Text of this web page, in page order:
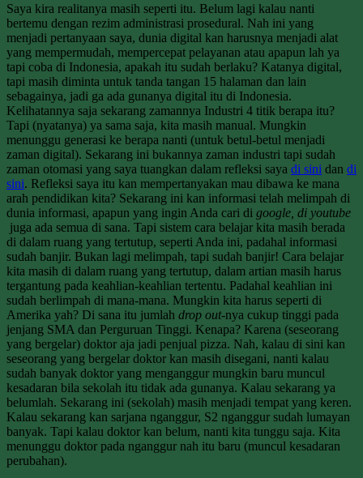
Saya kira realitanya masih seperti itu. Belum lagi kalau nanti
bertemu dengan rezim administrasi prosedural. Nah ini yang
menjadi pertanyaan saya, dunia digital kan harusnya menjadi alat
yang mempermudah, mempercepat pelayanan atau apapun lah ya
tapi coba di Indonesia, apakah itu sudah berlaku? Katanya digital,
tapi masih diminta untuk tanda tangan 15 halaman dan lain
sebagainya, jadi ga ada gunanya digital itu di Indonesia.
Kelihatannya saja sekarang zamannya Industri 4 titik berapa itu?
Tapi (nyatanya) ya sama saja, kita masih manual. Mungkin
menunggu generasi ke berapa nanti (untuk betul-betul menjadi
zaman digital). Sekarang ini bukannya zaman industri tapi sudah
zaman otomasi yang saya tuangkan dalam refleksi saya di sini dan di
sini. Refleksi saya itu kan mempertanyakan mau dibawa ke mana
arah pendidikan kita? Sekarang ini kan informasi telah melimpah di
dunia informasi, apapun yang ingin Anda cari di google, di youtube
juga ada semua di sana. Tapi sistem cara belajar kita masih berada
di dalam ruang yang tertutup, seperti Anda ini, padahal informasi
sudah banjir. Bukan lagi melimpah, tapi sudah banjir! Cara belajar
kita masih di dalam ruang yang tertutup, dalam artian masih harus
tergantung pada keahlian-keahlian tertentu. Padahal keahlian ini
sudah berlimpah di mana-mana. Mungkin kita harus seperti di
Amerika yah? Di sana itu jumlah drop out-nya cukup tinggi pada
jenjang SMA dan Perguruan Tinggi. Kenapa? Karena (seseorang
yang bergelar) doktor aja jadi penjual pizza. Nah, kalau di sini kan
seseorang yang bergelar doktor kan masih disegani, nanti kalau
sudah banyak doktor yang menganggur mungkin baru muncul
kesadaran bila sekolah itu tidak ada gunanya. Kalau sekarang ya
belumlah. Sekarang ini (sekolah) masih menjadi tempat yang keren.
Kalau sekarang kan sarjana nganggur, S2 nganggur sudah lumayan
banyak. Tapi kalau doktor kan belum, nanti kita tunggu saja. Kita
menunggu doktor pada nganggur nah itu baru (muncul kesadaran
perubahan).